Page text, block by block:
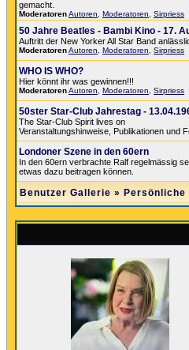
gemacht.
ModeratorenAutoren Moderatoren Sirpriess
50 Jahre Beatles - Bambi Kino - 17.
Auftritt der New Yorker All Star Band
ModeratorenAutoren Moderatoren Sirpriess
WHO IS WHO?
Hier könnt ihr was gewinnen!!!
ModeratorenAutoren Moderatoren Sirpriess
50ster Star-Club Jahrestag -
The Star-Club Spirit lives on
Veranstaltungshinweise, Publikationen und
Londoner Szene in den 60ern
In den 60ern verbrachte Ralf regelmässig
etwas dazu beitragen können.
Benutzer Gallerie » Persönliche